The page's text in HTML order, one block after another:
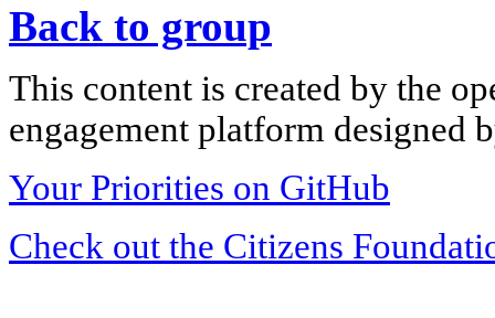
Back to group
This content is created by the
engagement platform designed
Your Priorities on GitHub
Check out the Citizens